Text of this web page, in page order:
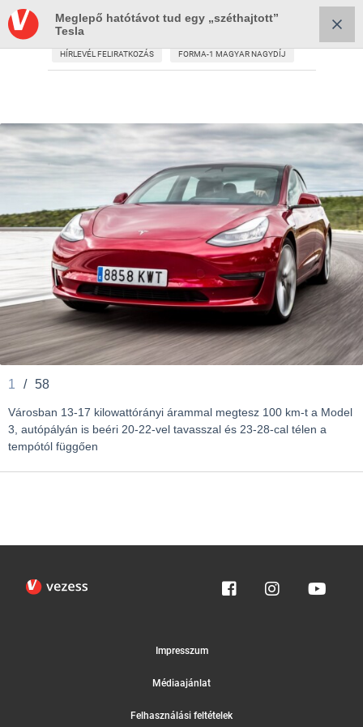
HÍRLEVÉL FELIRATKOZÁS FORMA-1 MAGYAR NAGYDÍJ
Meglepő hatótávot tud egy „széthajtott”
Tesla
1 / 58
Városban 13-17 kilowattórányi árammal megtesz 100 km-t a Model
3, autópályán is beéri 20-22-vel tavasszal és 23-28-cal télen a
tempótól függően
Impresszum
Médiaajánlat
Felhasználási feltételek